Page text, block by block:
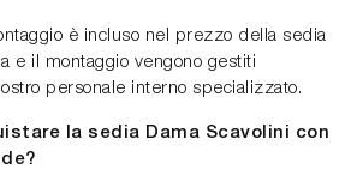
è incluso nel prezzo della sedia
e il montaggio vengono gestiti
personale interno specializzato.
la sedia Dama Scavolini con